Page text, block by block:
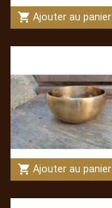
shopping_cart Ajouter au panier
shopping_cart Ajouter au panier